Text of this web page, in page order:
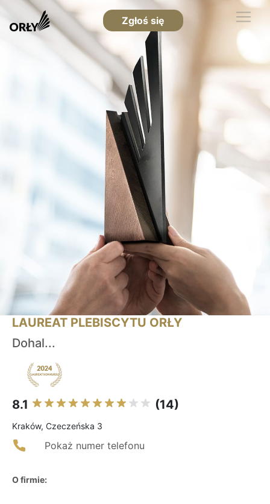
Zgłoś się
LAUREAT PLEBISCYTU ORŁY
Dohal...
8.1 (14)
Kraków, Czeczeńska 3
Pokaż numer telefonu
O firmie: